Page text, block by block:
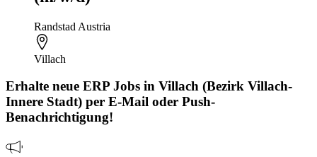
Randstad Austria
Villach
Erhalte neue ERP Jobs in Villach (Bezirk Villach-
Innere Stadt) per E-Mail oder Push-
Benachrichtigung!